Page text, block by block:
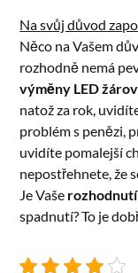
Na svůj důvod
Něco na Vašem
rozhodně nemá
výměny LED
natož za rok,
problém s penězi,
uvidíte pomalejší
nepostřehnete, že
Je Vaše
spadnutí? To je